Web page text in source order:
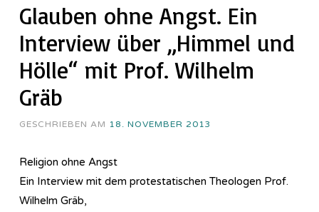
Glauben ohne Angst. Ein
Interview über „Himmel und
Hölle“ mit Prof. Wilhelm
Gräb
GESCHRIEBEN AM 18. NOVEMBER 2013
Religion ohne Angst
Ein Interview mit dem protestatischen Theologen Prof.
Wilhelm Gräb,